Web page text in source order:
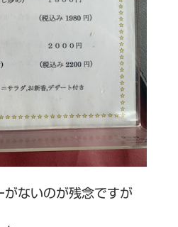
ないのが残念ですが